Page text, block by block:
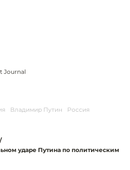
Journal
Владимир Путин
Россия
/
ударе Путина по политическим